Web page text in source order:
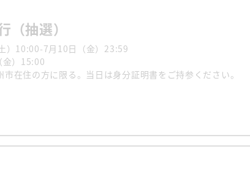
（抽選）
）10:00-7月10日（金）23:59
金）15:00
市在住の方に限る。当日は身分証明書をご持参くだ